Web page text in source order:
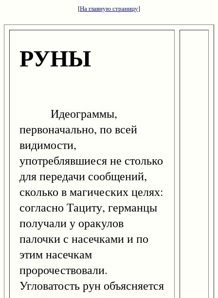
[На главную страницу]
РУНЫ
Идеограммы,
первоначально, по всей
видимости,
употреблявшиеся не столько
для передачи сообщений,
сколько в магических целях:
согласно Тациту, германцы
получали у оракулов
палочки с насечками и по
этим насечкам
пророчествовали.
Угловатость рун объясняется